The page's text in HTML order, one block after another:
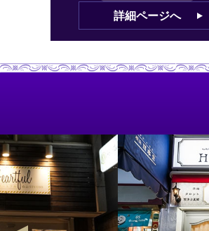
詳細ページへ